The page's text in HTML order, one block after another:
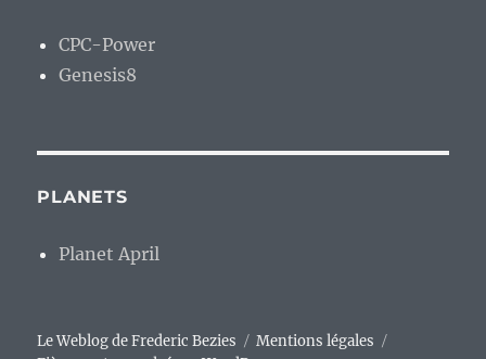
CPC-Power
Genesis8
PLANETS
Planet April
Le Weblog de Frederic Bezies
Mentions légales